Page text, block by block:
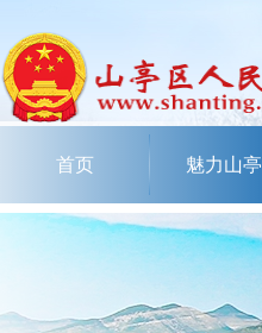
首页 魅力山亭